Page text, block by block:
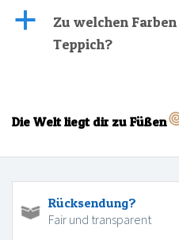
a
Zu welchen
Teppich?
Die Welt liegt dir zu Füßen
Rücksendung?
Fair und transparent